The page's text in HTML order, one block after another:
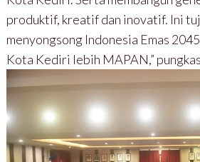
produktif, kreatif dan inovatif. Ini
menyongsong Indonesia Emas
Kota Kediri lebih MAPAN,”